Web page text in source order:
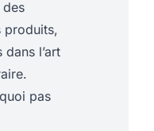
des
produits,
l’art
pas